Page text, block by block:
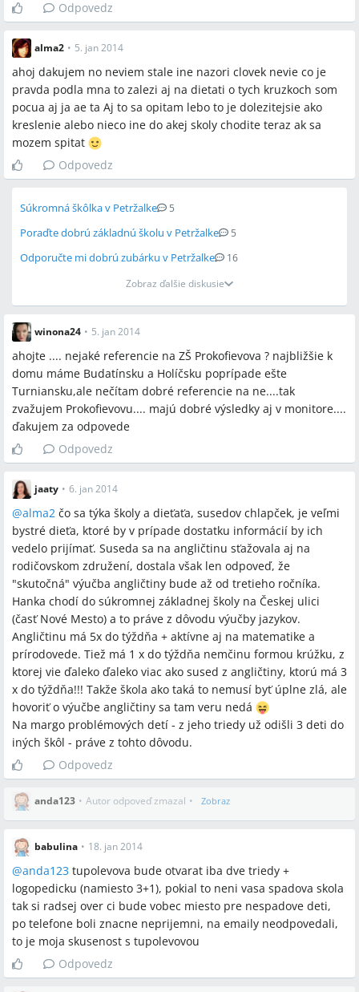
Odpovedz
alma2 • 5. jan 2014
ahoj dakujem no neviem stale ine nazori clovek nevie co je
pravda podla mna to zalezi aj na dietati o tych kruzkoch som
pocua aj ja ae ta Aj to sa opitam lebo to je dolezitejsie ako
kreslenie alebo nieco ine do akej skoly chodite teraz ak sa
mozem spitat
Odpovedz
Súkromná škôlka v Petržalke 5
Poraďte dobrú základnú školu v Petržalke 5
Odporučte mi dobrú zubárku v Petržalke
16
Zobraz ďalšie diskusie
winona24 • 5. jan 2014
ahojte .... nejaké referencie na ZŠ Prokofievova ? najbližšie k
domu máme Budatínsku a Holíčsku poprípade ešte
Turniansku,ale nečítam dobré referencie na ne....tak
zvažujem Prokofievovu.... majú dobré výsledky aj v monitore....
ďakujem za odpovede
Odpovedz
jaaty • 6. jan 2014
@alma2 čo sa týka školy a dieťaťa, susedov chlapček, je veľmi
bystré dieťa, ktoré by v prípade dostatku informácií by ich
vedelo prijímať. Suseda sa na angličtinu sťažovala aj na
rodičovskom združení, dostala však len odpoveď, že
"skutočná" výučba angličtiny bude až od tretieho ročníka.
Hanka chodí do súkromnej základnej školy na Českej ulici
(časť Nové Mesto) a to práve z dôvodu výučby jazykov.
Angličtinu má 5x do týždňa + aktívne aj na matematike a
prírodovede. Tiež má 1 x do týždňa nemčinu formou krúžku, z
ktorej vie ďaleko ďaleko viac ako sused z angličtiny, ktorú má 3
x do týždňa!!! Takže škola ako taká to nemusí byť úplne zlá, ale
hovoriť o výučbe angličtiny sa tam veru nedá
Na margo problémových detí - z jeho triedy už odišli 3 deti do
iných škôl - práve z tohto dôvodu.
Odpovedz
anda123 • Autor odpoveď zmazal • Zobraz
babulina • 18. jan 2014
@anda123 tupolevova bude otvarat iba dve triedy +
logopedicku (namiesto 3+1), pokial to neni vasa spadova skola
tak si radsej over ci bude vobec miesto pre nespadove deti,
po telefone boli znacne neprijemni, na emaily neodpovedali,
to je moja skusenost s tupolevovou
Odpovedz